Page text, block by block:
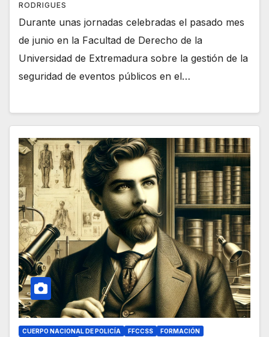
RODRIGUES
Durante unas jornadas celebradas el pasado mes
de junio en la Facultad de Derecho de la
Universidad de Extremadura sobre la gestión de la
seguridad de eventos públicos en el…
CUERPO NACIONAL DE POLICÍA FFCCSS
FORMACIÓN